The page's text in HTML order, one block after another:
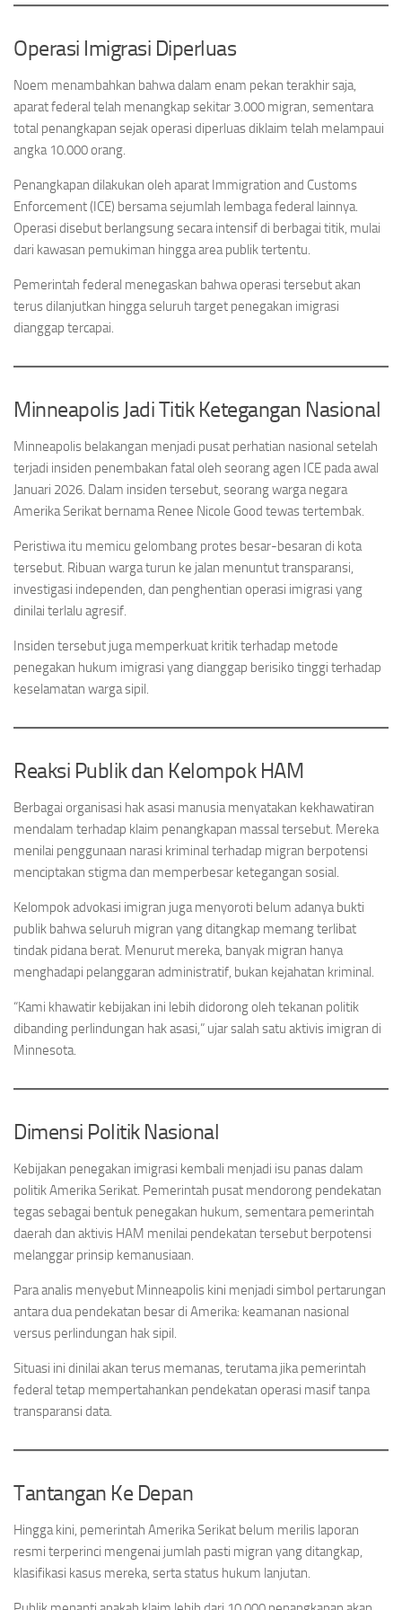
Operasi Imigrasi Diperluas
Noem menambahkan bahwa dalam enam pekan terakhir saja,
aparat federal telah menangkap sekitar 3.000 migran, sementara
total penangkapan sejak operasi diperluas diklaim telah melampaui
angka 10.000 orang.
Penangkapan dilakukan oleh aparat Immigration and Customs
Enforcement (ICE) bersama sejumlah lembaga federal lainnya.
Operasi disebut berlangsung secara intensif di berbagai titik, mulai
dari kawasan pemukiman hingga area publik tertentu.
Pemerintah federal menegaskan bahwa operasi tersebut akan
terus dilanjutkan hingga seluruh target penegakan imigrasi
dianggap tercapai.
Minneapolis Jadi Titik Ketegangan Nasional
Minneapolis belakangan menjadi pusat perhatian nasional setelah
terjadi insiden penembakan fatal oleh seorang agen ICE pada awal
Januari 2026. Dalam insiden tersebut, seorang warga negara
Amerika Serikat bernama Renee Nicole Good tewas tertembak.
Peristiwa itu memicu gelombang protes besar-besaran di kota
tersebut. Ribuan warga turun ke jalan menuntut transparansi,
investigasi independen, dan penghentian operasi imigrasi yang
dinilai terlalu agresif.
Insiden tersebut juga memperkuat kritik terhadap metode
penegakan hukum imigrasi yang dianggap berisiko tinggi terhadap
keselamatan warga sipil.
Reaksi Publik dan Kelompok HAM
Berbagai organisasi hak asasi manusia menyatakan kekhawatiran
mendalam terhadap klaim penangkapan massal tersebut. Mereka
menilai penggunaan narasi kriminal terhadap migran berpotensi
menciptakan stigma dan memperbesar ketegangan sosial.
Kelompok advokasi imigran juga menyoroti belum adanya bukti
publik bahwa seluruh migran yang ditangkap memang terlibat
tindak pidana berat. Menurut mereka, banyak migran hanya
menghadapi pelanggaran administratif, bukan kejahatan kriminal.
“Kami khawatir kebijakan ini lebih didorong oleh tekanan politik
dibanding perlindungan hak asasi,” ujar salah satu aktivis imigran di
Minnesota.
Dimensi Politik Nasional
Kebijakan penegakan imigrasi kembali menjadi isu panas dalam
politik Amerika Serikat. Pemerintah pusat mendorong pendekatan
tegas sebagai bentuk penegakan hukum, sementara pemerintah
daerah dan aktivis HAM menilai pendekatan tersebut berpotensi
melanggar prinsip kemanusiaan.
Para analis menyebut Minneapolis kini menjadi simbol pertarungan
antara dua pendekatan besar di Amerika: keamanan nasional
versus perlindungan hak sipil.
Situasi ini dinilai akan terus memanas, terutama jika pemerintah
federal tetap mempertahankan pendekatan operasi masif tanpa
transparansi data.
Tantangan Ke Depan
Hingga kini, pemerintah Amerika Serikat belum merilis laporan
resmi terperinci mengenai jumlah pasti migran yang ditangkap,
klasifikasi kasus mereka, serta status hukum lanjutan.